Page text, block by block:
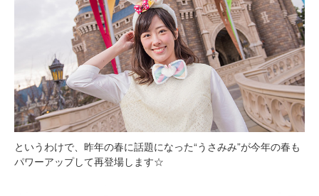
というわけで、昨年の春に話題になった“うさみみ”が今年の春も
パワーアップして再登場します☆